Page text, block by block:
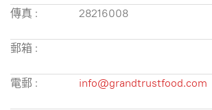
傳真 : 28216008
郵箱 :
電郵 : info@grandtrustfood.com